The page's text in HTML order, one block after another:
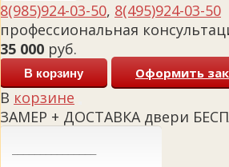
8(985)924-03-50, 8(495)924-03-50
профессиональная
35 000 руб.
В корзину Оформить
В корзине
ЗАМЕР + ДОСТАВКА двери